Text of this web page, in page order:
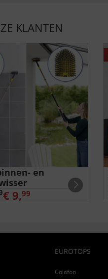
KLANTEN
en
€ 9,99
EUROTOPS
Colofon